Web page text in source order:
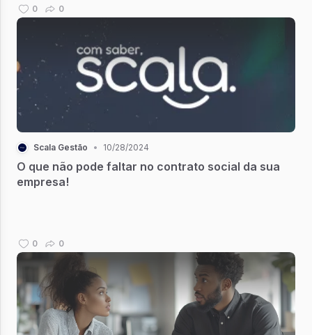
0 0
Scala Gestão • 10/28/2024
O que não pode faltar no contrato social da sua
empresa!
0 0